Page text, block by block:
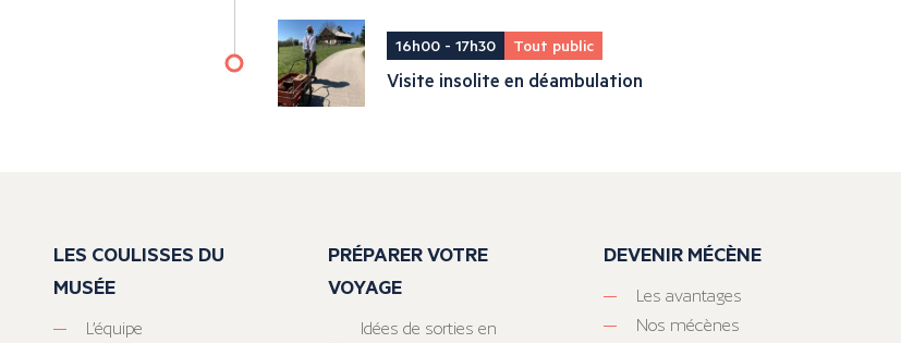
16h00 - 17h30 Tout public
Visite insolite en déambulation
LES COULISSES DU
MUSÉE
L’équipe
PRÉPARER VOTRE
VOYAGE
Idées de sorties en
DEVENIR MÉCÈNE
Les avantages
Nos mécènes